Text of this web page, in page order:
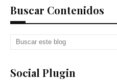
Buscar Contenidos
Social Plugin